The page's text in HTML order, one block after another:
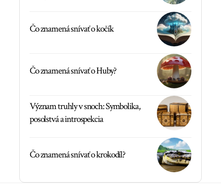
Čo znamená snívať o kočík
Čo znamená snívať o Huby?
Význam truhly v snoch: Symbolika,
posolstvá a introspekcia
Čo znamená snívať o krokodíl?